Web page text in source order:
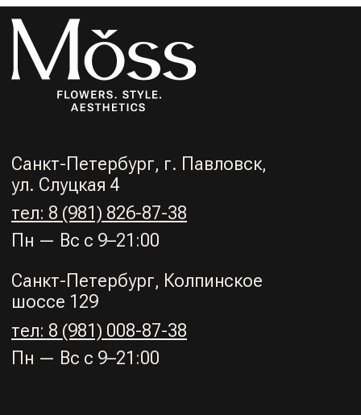
Договор-оферта
© 2024/Moss
Разработка сайта: https://t.me/momindesign